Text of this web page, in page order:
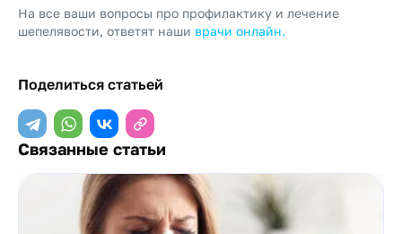
На все ваши вопросы про профилактику и лечение
шепелявости, ответят наши врачи онлайн.
Поделиться статьей
Связанные статьи